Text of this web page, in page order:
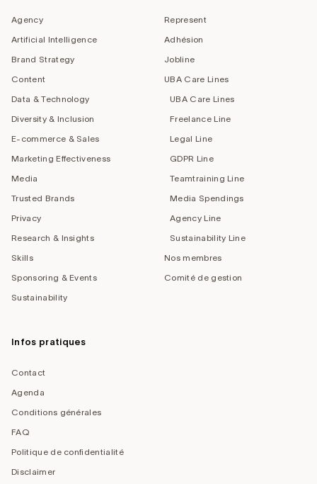
Agency
Artificial Intelligence
Brand Strategy
Content
Data & Technology
Diversity & Inclusion
E-commerce & Sales
Marketing Effectiveness
Media
Trusted Brands
Privacy
Research & Insights
Skills
Sponsoring & Events
Sustainability
Represent
Adhésion
Jobline
UBA Care Lines
UBA Care Lines
Freelance Line
Legal Line
GDPR Line
Teamtraining Line
Media Spendings
Agency Line
Sustainability Line
Nos membres
Comité de gestion
Infos pratiques
Contact
Agenda
Conditions générales
FAQ
Politique de confidentialité
Disclaimer